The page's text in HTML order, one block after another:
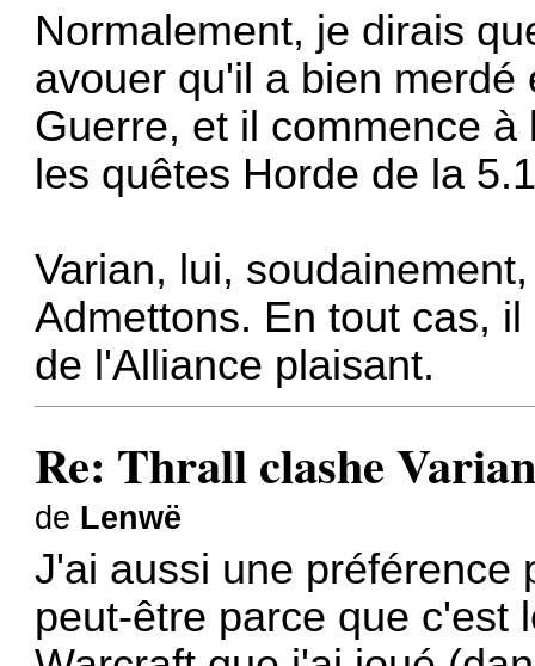
Normalement, je dirais
avouer qu'il a bien
Guerre, et il commence
les quêtes Horde de la
Varian, lui,
Admettons. En tout cas,
de l'Alliance plaisant.
Re: Thrall clashe
de Lenwë
J'ai aussi une préférence
peut-être parce que c'est